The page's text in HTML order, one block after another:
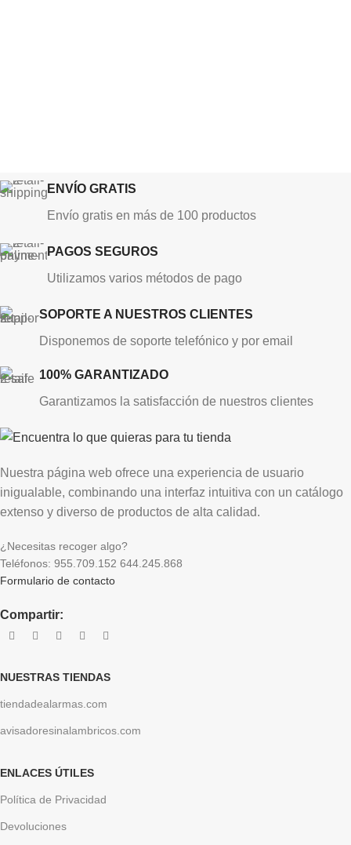
ENVÍO GRATIS
Envío gratis en más de 100 productos
PAGOS SEGUROS
Utilizamos varios métodos de pago
SOPORTE A NUESTROS CLIENTES
Disponemos de soporte telefónico y por email
100% GARANTIZADO
Garantizamos la satisfacción de nuestros clientes
Nuestra página web ofrece una experiencia de usuario
inigualable, combinando una interfaz intuitiva con un catálogo
extenso y diverso de productos de alta calidad.
¿Necesitas recoger algo?
Teléfonos: 955.709.152 644.245.868
Formulario de contacto
Compartir:
NUESTRAS TIENDAS
tiendadealarmas.com
avisadoresinalambricos.com
ENLACES ÚTILES
Política de Privacidad
Devoluciones